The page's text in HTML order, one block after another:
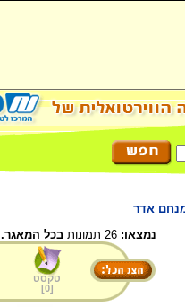
אדר
נמצאו:
בכל המאגר.
טקסט
[
0
]